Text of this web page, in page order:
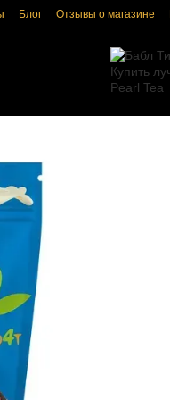
Блог Отзывы о магазине